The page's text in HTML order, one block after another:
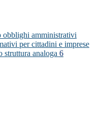
obblighi amministrativi
per cittadini e imprese
analoga 6